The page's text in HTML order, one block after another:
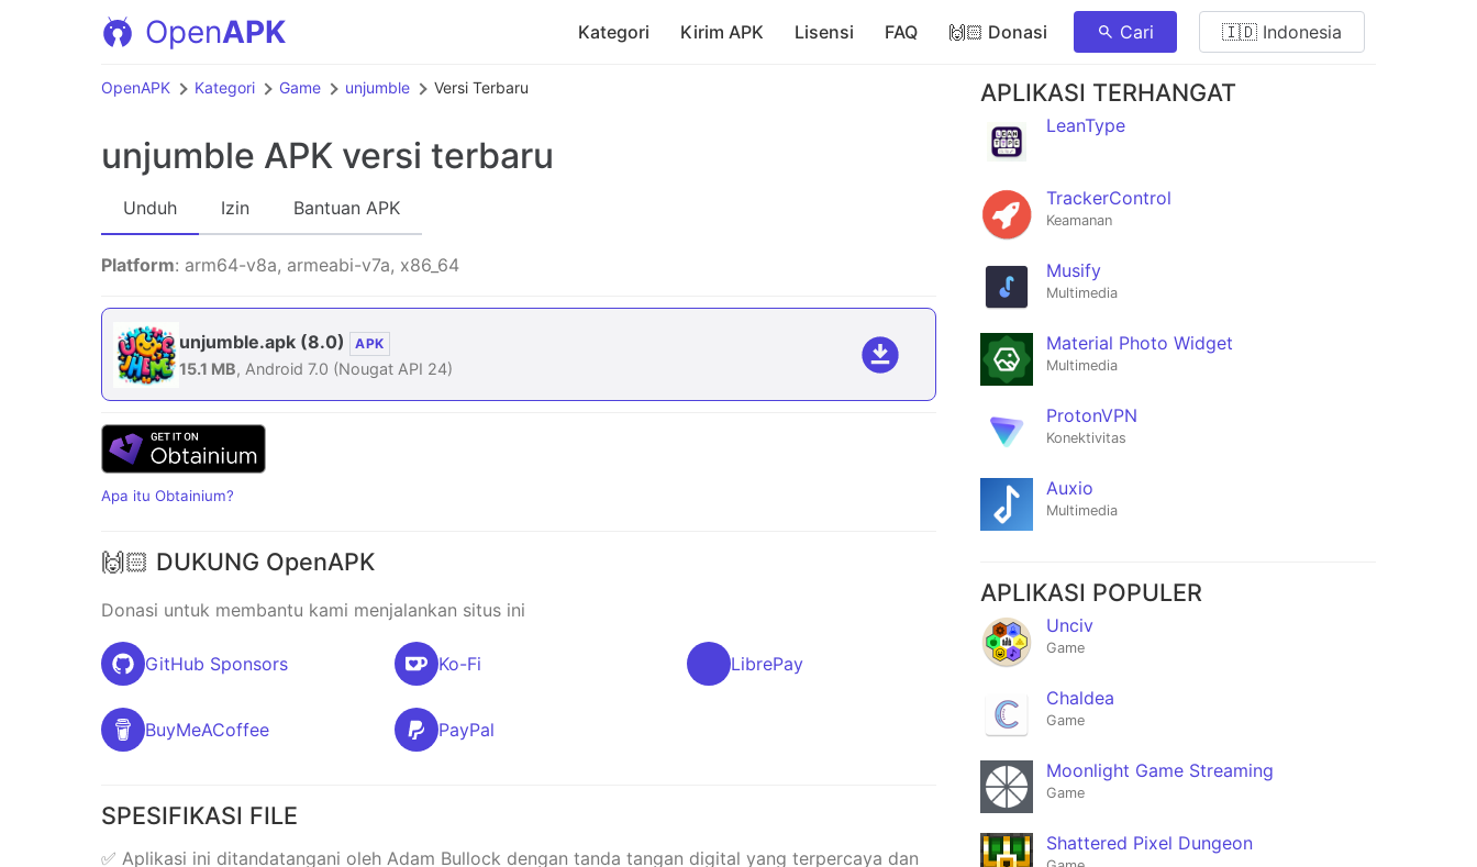
OpenAPK Kategori Kirim APK Lisensi FAQ 🙌🏻 Donasi Cari 🇮🇩 Indonesia
OpenAPK Kategori Game unjumble Versi Terbaru
unjumble APK versi terbaru
Unduh Izin Bantuan APK
Platform: arm64-v8a, armeabi-v7a, x86_64
unjumble.apk (8.0) APK
15.1 MB, Android 7.0 (Nougat API 24)
Apa itu Obtainium?
🙌🏻 DUKUNG OpenAPK
Donasi untuk membantu kami menjalankan situs ini
GitHub Sponsors Ko-Fi LibrePay
BuyMeACoffee PayPal
SPESIFIKASI FILE
✅ Aplikasi ini ditandatangani oleh Adam Bullock dengan tanda tangan digital yang terpercaya dan
APLIKASI TERHANGAT
LeanType
TrackerControl
Keamanan
Musify
Multimedia
Material Photo Widget
Multimedia
ProtonVPN
Konektivitas
Auxio
Multimedia
APLIKASI POPULER
Unciv
Game
Chaldea
Game
Moonlight Game Streaming
Game
Shattered Pixel Dungeon